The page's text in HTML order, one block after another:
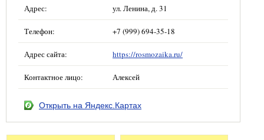
Адрес: ул. Ленина, д. 31
Телефон: +7 (999) 694-35-18
Адрес сайта: https://rosmozaika.ru/
Контактное лицо: Алексей
Открыть на Яндекс.Картах